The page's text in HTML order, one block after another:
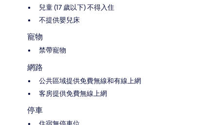
兒童 (17 歲以下) 不得入住
不提供嬰兒床
寵物
禁帶寵物
網路
公共區域提供免費無線和有線上網
客房提供免費無線上網
停車